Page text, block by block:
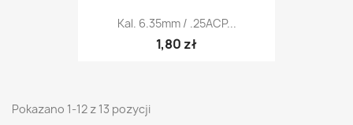
Kal. 6.35mm / .25ACP...
1,80 zł
Pokazano 1-12 z 13 pozycji